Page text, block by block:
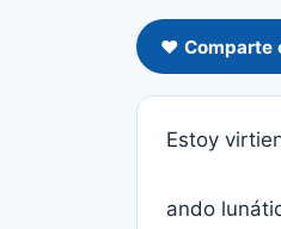
❤️ Comparte
Estoy
ando